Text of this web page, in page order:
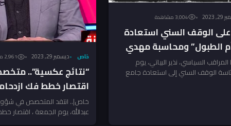
2023 3٬004 مشاهدة
الوقف السني استعادة
الطبول” ومحاسبة مهدي
السياسي، نذير البياتي، يوم
الوقف السني إلى استعادة جامع
خاص ديسمبر 29, 2023 2٬961 مشاهدة
“نتائج عكسية”..
اقتصار خطط فك
بناء المجسرات
خاص|.. انتقد المتخصص في شؤون
عبدالله، يوم الجمعة ، اقتصار